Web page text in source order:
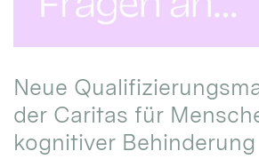
Neue
der Caritas für
kognitiver Behinderung